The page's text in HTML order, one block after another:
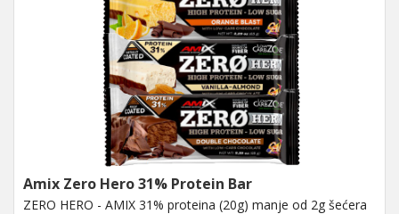
Amix Zero Hero 31% Protein Bar
ZERO HERO - AMIX 31% proteina (20g) manje od 2g šećera